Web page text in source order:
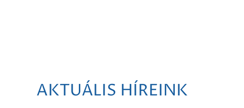
AKTUÁLIS HÍREINK